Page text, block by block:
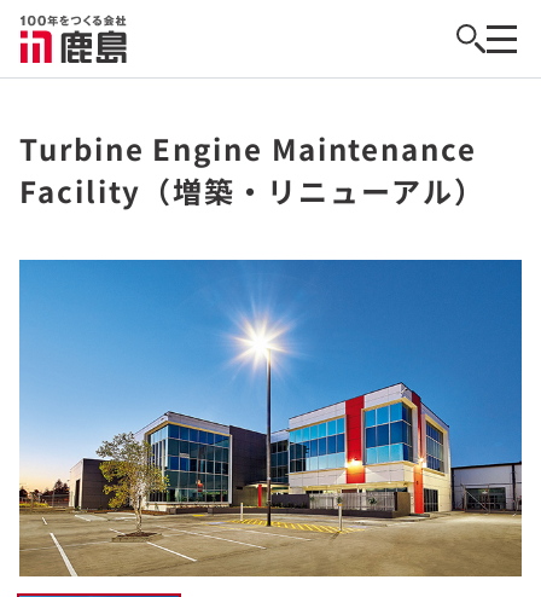
Turbine Engine Maintenance
Facility（増築・リニューアル）